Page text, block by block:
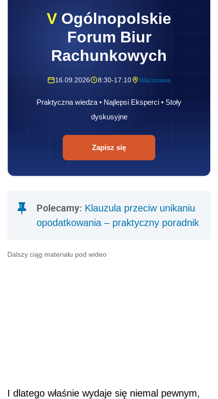
V Ogólnopolskie
Forum Biur
Rachunkowych
16.09.2026 8:30-17:10 Warszawa
Praktyczna wiedza • Najlepsi Eksperci • Stoły
dyskusyjne
Zapisz się
Polecamy: Klauzula przeciw unikaniu
opodatkowania – praktyczny poradnik
Dalszy ciąg materiału pod wideo
I dlatego właśnie wydaje się niemal pewnym,